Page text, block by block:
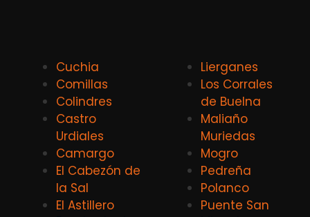
Cuchia
Comillas
Colindres
Castro
Urdiales
Camargo
El Cabezón de
la Sal
El Astillero
Lierganes
Los Corrales
de Buelna
Maliaño
Muriedas
Mogro
Pedreña
Polanco
Puente San